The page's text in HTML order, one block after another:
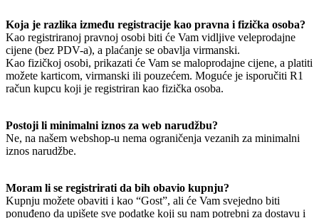
Koja je razlika između registracije kao pravna i fizička osoba?
Kao registriranoj pravnoj osobi biti će Vam vidljive veleprodajne
cijene (bez PDV-a), a plaćanje se obavlja virmanski.
Kao fizičkoj osobi, prikazati će Vam se maloprodajne cijene, a platiti
možete karticom, virmanski ili pouzećem. Moguće je isporučiti R1
račun kupcu koji je registriran kao fizička osoba.
Postoji li minimalni iznos za web narudžbu?
Ne, na našem webshop-u nema ograničenja vezanih za minimalni
iznos narudžbe.
Moram li se registrirati da bih obavio kupnju?
Kupnju možete obaviti i kao “Gost”, ali će Vam svejedno biti
ponuđeno da upišete sve podatke koji su nam potrebni za dostavu i